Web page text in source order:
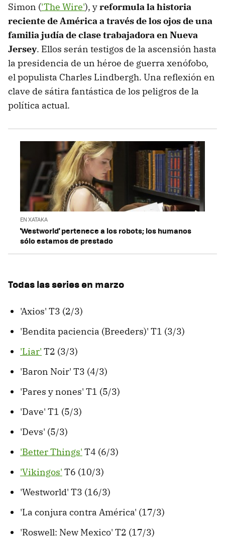
Simon ('The Wire'), yreformula la historia
reciente de América a través de los ojos de una
familia judía de clase trabajadora en Nueva
Jersey. Ellos serán testigos de la ascensión hasta
la presidencia de un héroe de guerra xenófobo,
el populista Charles Lindbergh. Una reflexión en
clave de sátira fantástica de los peligros de la
política actual.
EN XATAKA
'Westworld' pertenece a los robots; los humanos
sólo estamos de prestado
Todas las series en marzo
'Axios' T3 (2/3)
'Bendita paciencia (Breeders)' T1 (3/3)
'Liar' T2 (3/3)
'Baron Noir' T3 (4/3)
'Pares y nones' T1 (5/3)
'Dave' T1 (5/3)
'Devs' (5/3)
'Better Things' T4 (6/3)
'Vikingos' T6 (10/3)
'Westworld' T3 (16/3)
'La conjura contra América' (17/3)
'Roswell: New Mexico' T2 (17/3)